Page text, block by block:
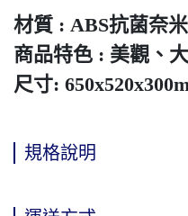
材質 : ABS抗菌奈
商品特色 : 美觀、
尺寸:
規格說明